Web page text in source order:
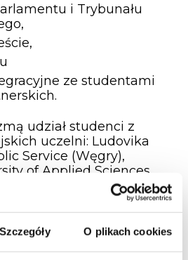
Szczegóły O plikach cookies
i Trybunału
ze studentami
udział studenci z
uczelni: Ludovika
Service (Węgry),
of Applied Sciences
of Rijeka
Uniwersytet
(Polska).
i warunki wyjazdu